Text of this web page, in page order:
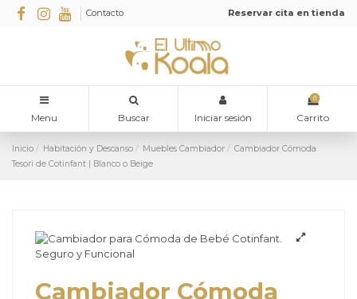
Contacto Reservar cita en tienda
Menu Buscar Iniciar sesión
0
Carrito
Inicio Habitación y Descanso Muebles Cambiador
Cambiador Cómoda
Tesori de Cotinfant | Blanco o Beige
Cambiador Cómoda